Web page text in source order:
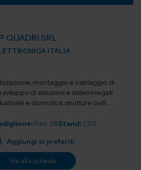
QUADRI SRL
ITALIA
montaggio e cablaggio di
di soluzioni e sistemi legati
e domotica, strutture civili,
Pad. 28Stand: C02
Aggiungi ai preferiti
Vai alla scheda